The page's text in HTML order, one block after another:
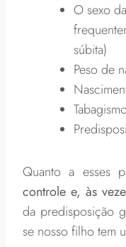
O sexo
súbita)
Peso de
Quanto a esses
controle e, às
da predisposição
se nosso filho tem